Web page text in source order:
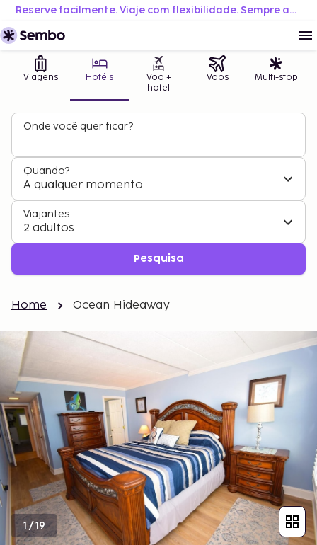
Reserve facilmente. Viaje com flexibilidade. Sempre ao melhor preço.
Viagens Hotéis
Voo +
hotel
Voos Multi-stop
Onde você quer ficar?
Quando?
A qualquer momento
Viajantes
2 adultos
Pesquisa
Home Ocean Hideaway
1 /19